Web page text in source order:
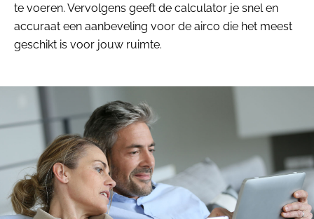
te voeren. Vervolgens geeft de calculator je snel en
accuraat een aanbeveling voor de airco die het meest
geschikt is voor jouw ruimte.